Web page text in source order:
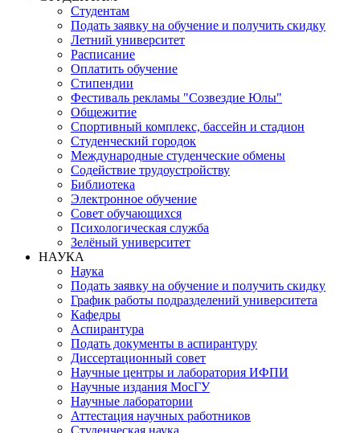
Студентам
Подать заявку на обучение и получить скидку
Летний университет
Расписание
Оплатить обучение
Стипендии
Фестиваль рекламы "Созвездие Юлы"
Общежитие
Спортивный комплекс, бассейн и стадион
Студенческий городок
Международные студенческие обмены
Содействие трудоустройству
Библиотека
Электронное обучение
Совет обучающихся
Психологическая служба
Зелёный университет
НАУКА
Наука
Подать заявку на обучение и получить скидку
График работы подразделений университета
Кафедры
Аспирантура
Подать документы в аспирантуру
Диссертационный совет
Научные центры и лаборатория ИФПИ
Научные издания МосГУ
Научные лаборатории
Аттестация научных работников
Студенческая наука